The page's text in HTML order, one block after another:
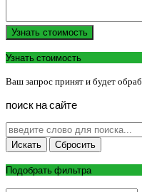
Узнать стоимость
Узнать стоимость
Ваш запрос принят и будет
поиск насайте
Подобрать фильтра